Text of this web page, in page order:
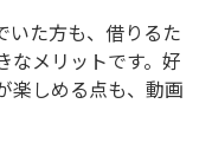
いた方も、借りるた
なメリットです。好
楽しめる点も、動画